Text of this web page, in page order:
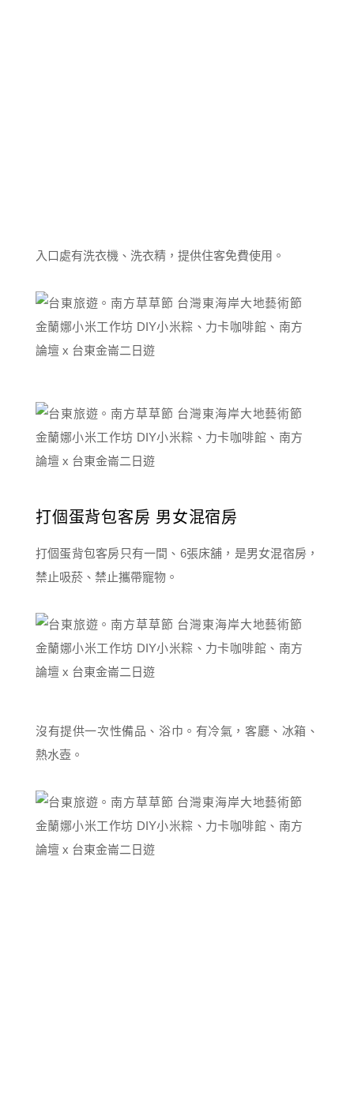
入口處有洗衣機、洗衣精，提供住客免費使用。
打個蛋背包客房 男女混宿房
打個蛋背包客房只有一間、6張床舖，是男女混宿房，
禁止吸菸、禁止攜帶寵物。
沒有提供一次性備品、浴巾。有冷氣，客廳、冰箱、
熱水壺。